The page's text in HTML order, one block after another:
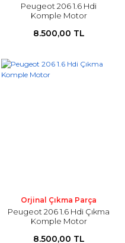
Peugeot 206 1.6 Hdi
Komple Motor
8.500,00 TL
Orjinal Çıkma Parça
Peugeot 206 1.6 Hdi Çıkma
Komple Motor
8.500,00 TL